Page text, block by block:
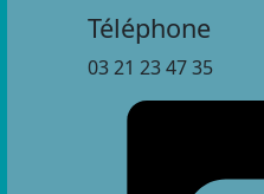
Téléphone
03 21 23 47 35